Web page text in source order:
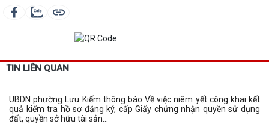
TIN LIÊN QUAN
UBDN phường Lưu Kiếm thông báo Về việc niêm yết công khai kết
quả kiểm tra hồ sơ đăng ký, cấp Giấy chứng nhận quyền sử dụng
đất, quyền sở hữu tài sản...